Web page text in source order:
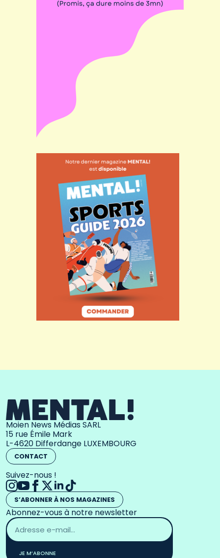
Moien News Médias SARL
15 rue Émile Mark
L-4620 Differdange LUXEMBOURG
CONTACT
Suivez-nous !
S’ABONNER À NOS MAGAZINES
Abonnez-vous à notre newsletter
Adresse
email
*
JE M’ABONNE